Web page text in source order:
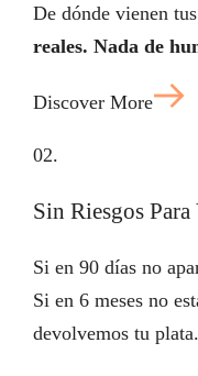
De dónde vienen
reales. Nada de
Discover More
02.
Sin Riesgos Para
Si en 90 días no
Si en 6 meses no
devolvemos tu plata.